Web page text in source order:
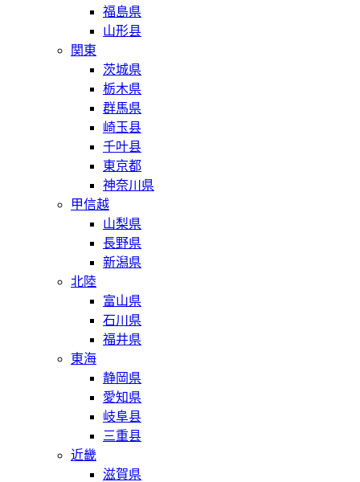
福島県
山形县
関東
茨城県
栃木県
群馬県
崎玉县
千叶县
東京都
神奈川県
甲信越
山梨県
長野県
新潟県
北陸
富山県
石川県
福井県
東海
静岡県
愛知県
岐阜县
三重县
近畿
滋賀県